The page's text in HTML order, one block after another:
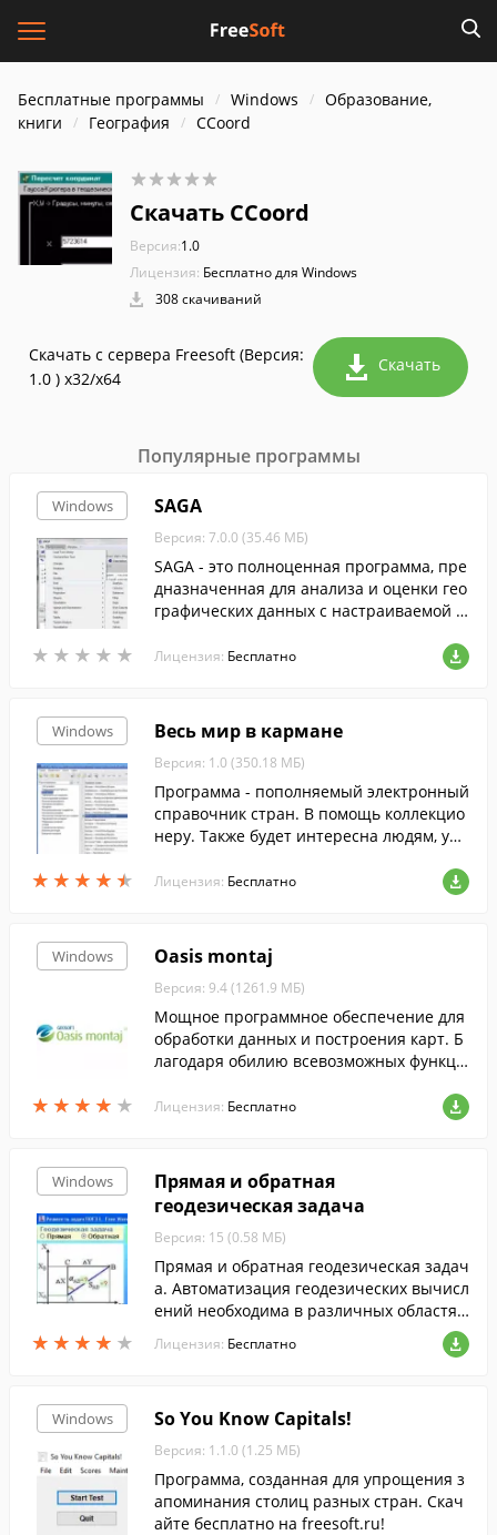
Бесплатные программы Windows
Образование,
книги
География CCoord
Скачать CCoord
Версия:1.0
Лицензия: Бесплатно для Windows
308 скачиваний
Скачать с сервера Freesoft (Версия:
1.0 ) x32/x64
Скачать
Популярные программы
Windows
★ ★ ★ ★ ★
★ ★ ★ ★ ★
SAGA
Версия: 7.0.0 (35.46 МБ)
SAGA - это полноценная программа, пре
дназначенная для анализа и оценки гео
графических данных с настраиваемой в
одов и алгоритмов для обработки данны
Лицензия: Бесплатно
Windows
★ ★ ★ ★ ★
★ ★ ★ ★ ★
Весь мир в кармане
Версия: 1.0 (350.18 МБ)
Программа - пополняемый электронный
справочник стран. В помощь коллекцио
неру. Также будет интересна людям, увл
историей и социологией.
Лицензия: Бесплатно
Windows
★ ★ ★ ★ ★
★ ★ ★ ★ ★
Oasis montaj
Версия: 9.4 (1261.9 МБ)
Мощное программное обеспечение для
обработки данных и построения карт. Б
лагодаря обилию всевозможных функци
рует решение большинства повседневн
Лицензия: Бесплатно
Windows
★ ★ ★ ★ ★
★ ★ ★ ★ ★
Прямая и обратная
геодезическая задача
Версия: 15 (0.58 МБ)
Прямая и обратная геодезическая задач
а. Автоматизация геодезических вычисл
ений необходима в различных областях,
Лицензия: Бесплатно
Windows So You Know Capitals!
Версия: 1.1.0 (1.25 МБ)
Программа, созданная для упрощения з
апоминания столиц разных стран. Скач
айте бесплатно на freesoft.ru!